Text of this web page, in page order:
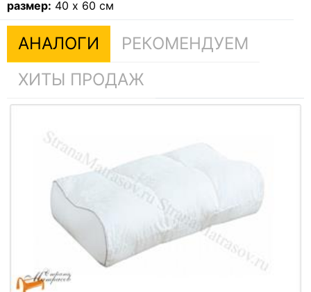
размер: 40 х 60 см
АНАЛОГИ
РЕКОМЕНДУЕМ
ХИТЫ ПРОДАЖ